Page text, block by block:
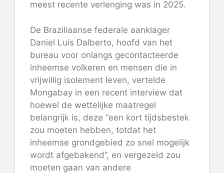
meest recente verlenging was in 2025.
De Braziliaanse federale aanklager
Daniel Luís Dalberto, hoofd van het
bureau voor onlangs gecontacteerde
inheemse volkeren en mensen die in
vrijwillig isolement leven, vertelde
Mongabay in een recent interview dat
hoewel de wettelijke maatregel
belangrijk is, deze “een kort tijdsbestek
zou moeten hebben, totdat het
inheemse grondgebied zo snel mogelijk
wordt afgebakend”, en vergezeld zou
moeten gaan van andere